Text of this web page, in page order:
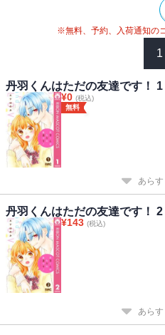
※無料、予約、入荷通知の
1
丹羽くんはただの友達です！ 1
¥0 (税込)
無料
あら
丹羽くんはただの友達です！ 2
¥143 (税込)
あら